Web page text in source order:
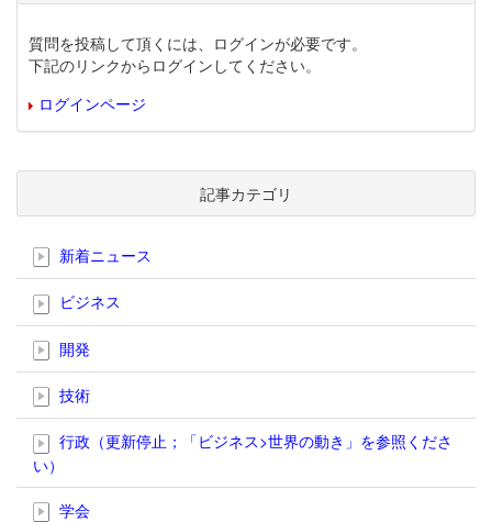
質問を投稿して頂くには、ログインが必要です。
下記のリンクからログインしてください。
ログインページ
記事カテゴリ
新着ニュース
ビジネス
開発
技術
行政（更新停止；「ビジネス>世界の動き」を参照くださ
い）
学会